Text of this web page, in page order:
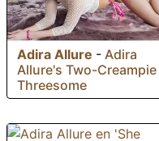
Adira Allure - Adira
Allure's Two-Creampie
Threesome